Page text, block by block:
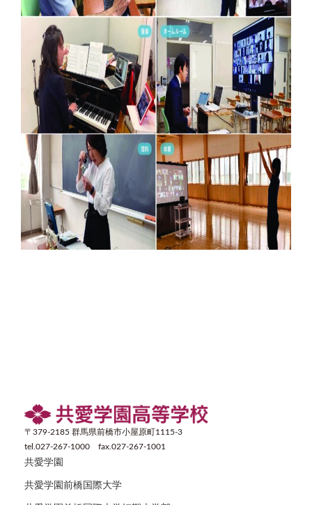
〒379-2185 群馬県前橋市小屋原町1115-3
tel.027-267-1000 fax.027-267-1001
共愛学園
共愛学園前橋国際大学